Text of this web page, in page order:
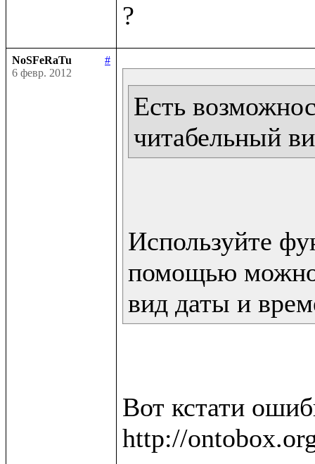
NoSFeRaTu
#
6 февр. 2012
Есть
читабельный
Используйте
помощью
вид даты и
Вот кстати
http://